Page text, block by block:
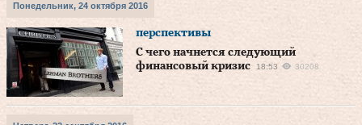
Понедельник, 24 октября 2016
перспективы
С чего начнется следующий
финансовый кризис
18:53 30208